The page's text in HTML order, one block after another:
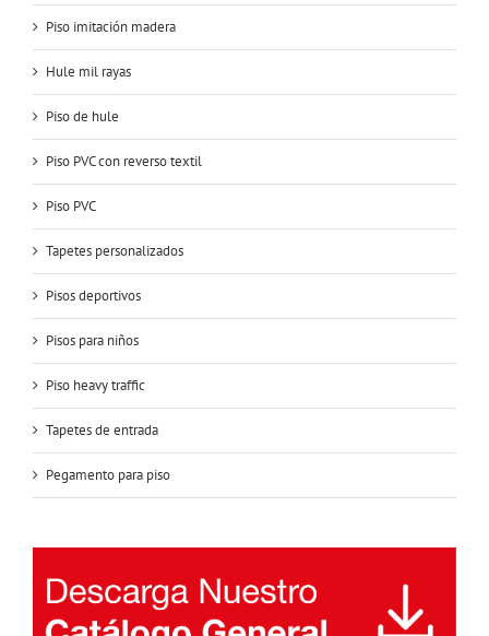
Piso imitación madera
Hule mil rayas
Piso de hule
Piso PVC con reverso textil
Piso PVC
Tapetes personalizados
Pisos deportivos
Pisos para niños
Piso heavy traffic
Tapetes de entrada
Pegamento para piso